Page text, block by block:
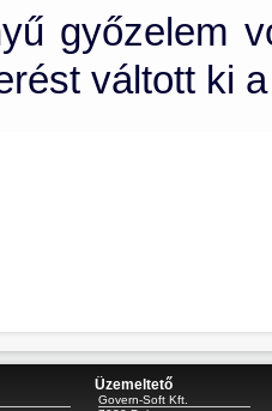
győzelem
váltott ki
Üzemeltető
Govern-Soft Kft.